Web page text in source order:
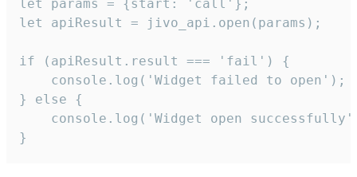
let params = {start: 'call'};
let apiResult = jivo_api.open(params);
if (apiResult.result === 'fail') {
    console.log('Widget failed to open');
} else {
console.log('Widget open
}